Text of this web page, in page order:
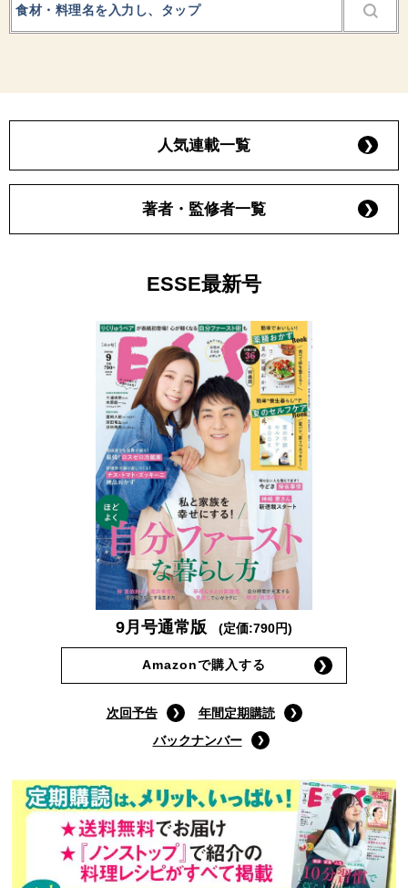
人気連載一覧
著者・監修者一覧
ESSE最新号
9月号通常版 (定価:790円)
Amazonで購入する
次回予告
年間定期購読
バックナンバー